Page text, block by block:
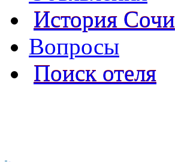
История Сочи
Вопросы
Поиск отеля